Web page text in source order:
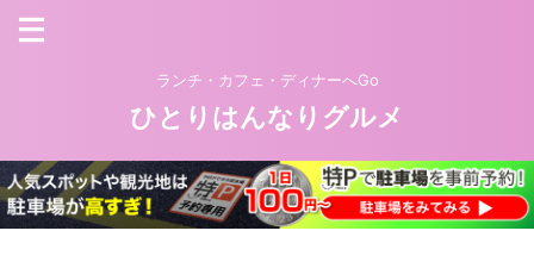
ランチ・カフェ・ディナーへGo
ひとりはんなりグルメ